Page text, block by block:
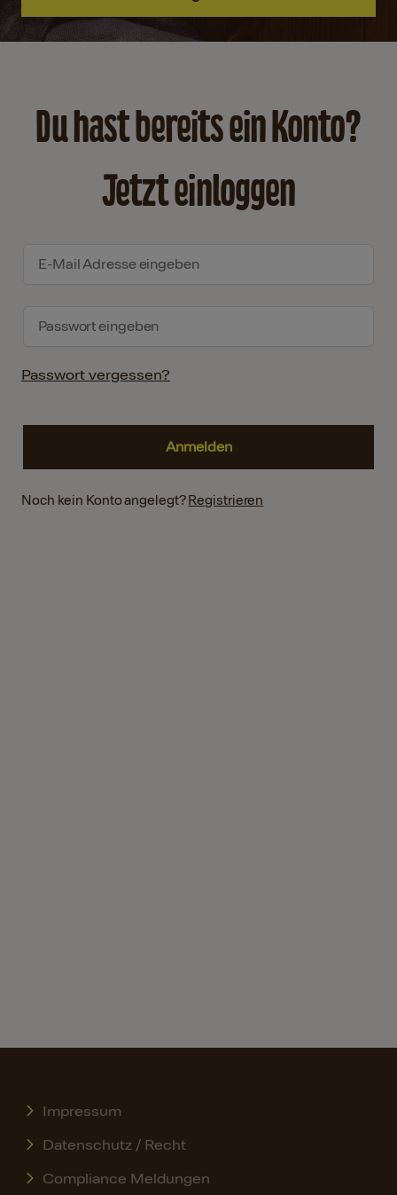
Du hast bereits ein Konto?
Jetzt einloggen
Passwort vergessen?
Noch kein Konto angelegt? Registrieren
Impressum
Datenschutz / Recht
Compliance Meldungen